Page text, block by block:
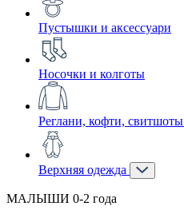
Пустышки и аксессуари
Носочки и колготы
Реглани, кофти, свитшоты
Верхняя одежда
МАЛЫШИ 0-2 года